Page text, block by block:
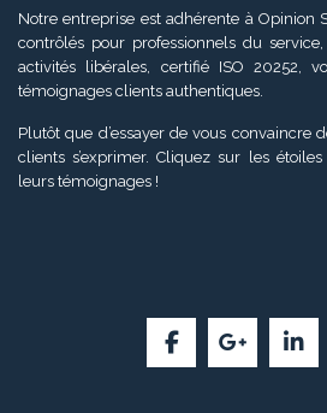
Notre entreprise est adhérente à Opinion
contrôlés pour professionnels du
activités libérales, certifié ISO 20252,
témoignages clients authentiques.
Plutôt que d’essayer de vous convaincre
clients s’exprimer. Cliquez sur les
leurs témoignages !